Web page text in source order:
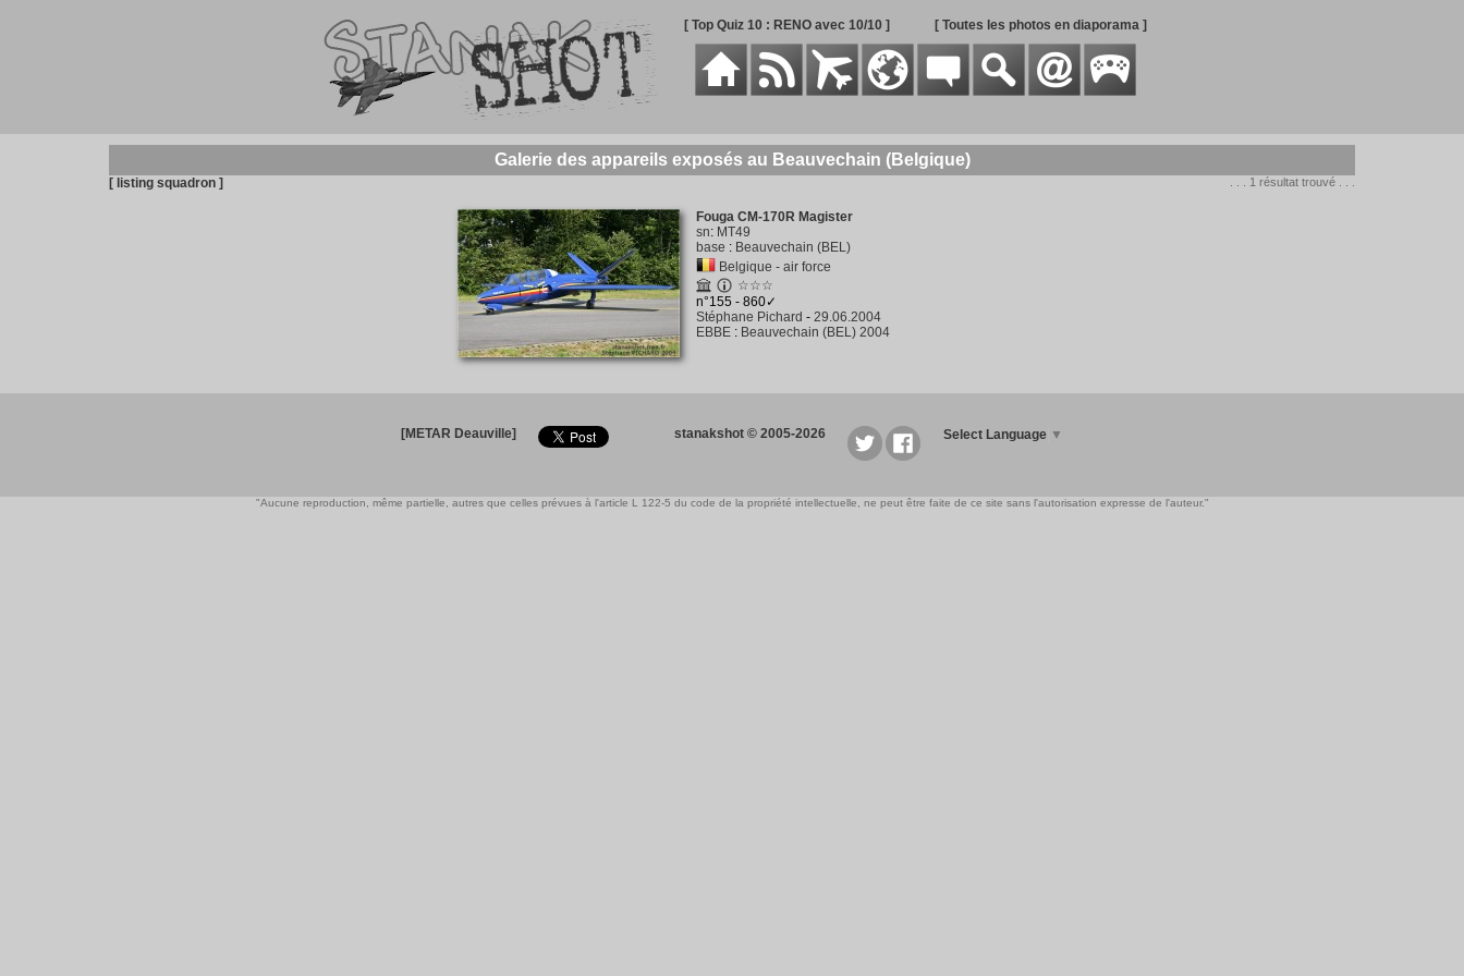
[ Top Quiz 10 : RENO avec 10/10 ] [ Toutes les photos en diaporama ]
Galerie des appareils exposés au Beauvechain (Belgique)
[ listing squadron ] . . . 1 résultat trouvé . . .
Fouga CM-170R Magister
sn: MT49
base : Beauvechain (BEL)
Belgique - air force
☆☆☆
n°155 - 860✓
Stéphane Pichard - 29.06.2004
EBBE: Beauvechain (BEL) 2004
[METAR Deauville] stanakshot © 2005-2026 Select Language ▼
"Aucune reproduction, même partielle, autres que celles prévues à l'article L 122-5 du code de la propriété intellectuelle, ne peut être faite de ce site sans l'autorisation expresse de l'auteur."